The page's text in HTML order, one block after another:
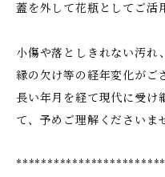
蓋を外して花瓶としてご活
小傷や落としきれない汚れ
縁の欠け等の経年変化がご
長い年月を経て現代に受け
て、予めご理解くださいま